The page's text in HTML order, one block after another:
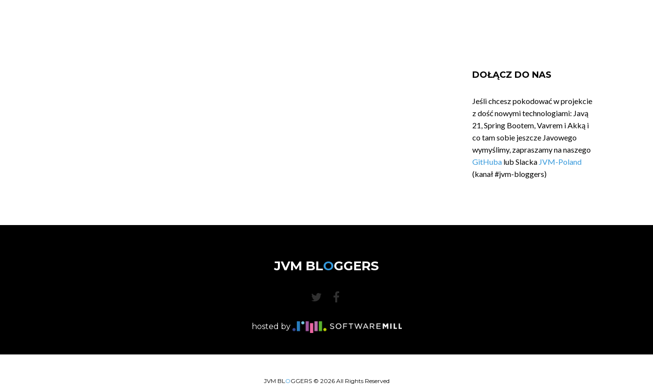
DOŁĄCZ DO NAS
Jeśli chcesz pokodować w projekcie
z dość nowymi technologiami: Javą
21, Spring Bootem, Vavrem i Akką i
co tam sobie jeszcze Javowego
wymyślimy, zapraszamy na naszego
GitHuba lub Slacka JVM-Poland
(kanał #jvm-bloggers)
JVM BLOGGERS
hosted by
JVM BLOGGERS © 2026All Rights Reserved